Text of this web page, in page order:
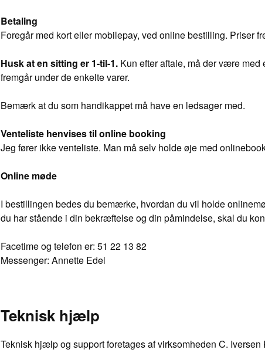
Betaling
Foregår med kort eller mobilepay, ved online bestilling. Priser
Husk at en sitting er 1-til-1. Kun efter aftale, må der være
fremgår under de enkelte varer.
Bemærk at du som handikappet må have en ledsager med.
Venteliste henvises til online booking
Jeg fører ikke venteliste. Man må selv holde øje med
Online møde
I bestillingen bedes du bemærke, hvordan du vil holde
du har stående i din bekræftelse og din påmindelse, skal du
Facetime og telefon er: 51 22 13 82
Messenger: Annette Edel
Teknisk hjælp
Teknisk hjælp og support foretages af virksomheden C.